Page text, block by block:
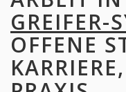
GREIFER-
OFFENE